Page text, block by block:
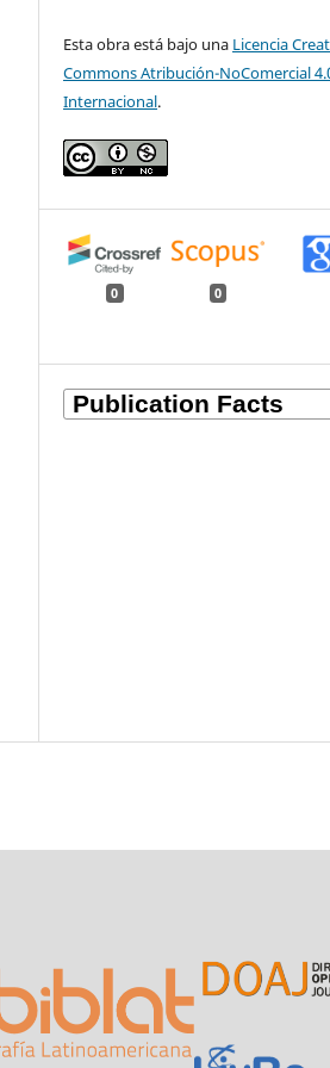
Esta obra está bajo una Licencia
Commons Atribución-NoComercial
Internacional.
0 0